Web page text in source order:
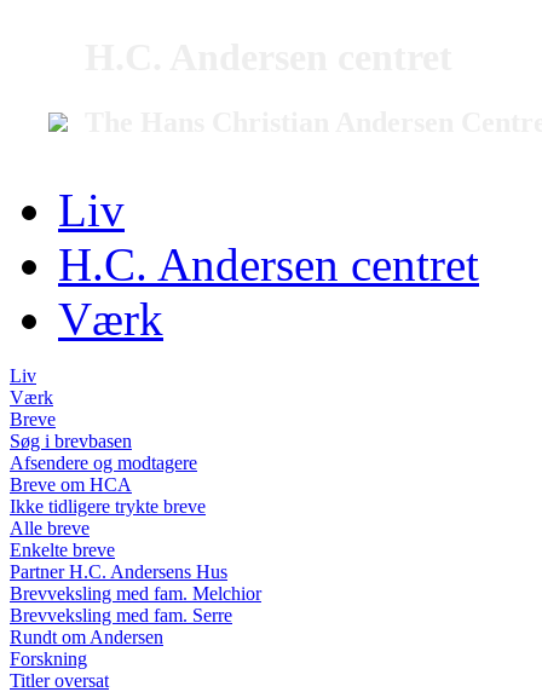
Liv
H.C. Andersen centret
Værk
Liv
Værk
Breve
Søg i brevbasen
Afsendere og modtagere
Breve om HCA
Ikke tidligere trykte breve
Alle breve
Enkelte breve
Partner H.C. Andersens Hus
Brevveksling med fam. Melchior
Brevveksling med fam. Serre
Rundt om Andersen
Forskning
Titler oversat